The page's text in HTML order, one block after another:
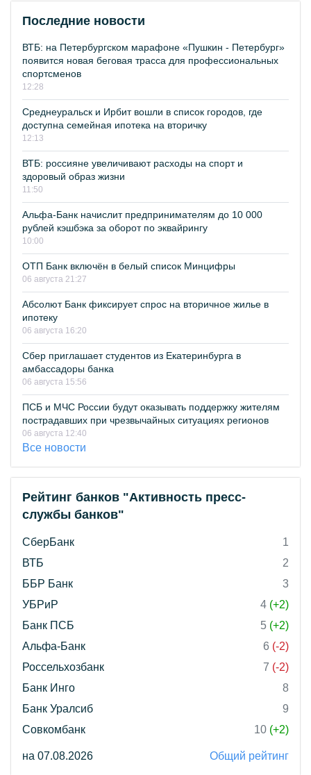
Последние новости
ВТБ: на Петербургском марафоне «Пушкин - Петербург»
появится новая беговая трасса для профессиональных
спортсменов
12:28
Среднеуральск и Ирбит вошли в список городов, где
доступна семейная ипотека на вторичку
12:13
ВТБ: россияне увеличивают расходы на спорт и
здоровый образ жизни
11:50
Альфа-Банк начислит предпринимателям до 10 000
рублей кэшбэка за оборот по эквайрингу
10:00
ОТП Банк включён в белый список Минцифры
06 августа 21:27
Абсолют Банк фиксирует спрос на вторичное жилье в
ипотеку
06 августа 16:20
Сбер приглашает студентов из Екатеринбурга в
амбассадоры банка
06 августа 15:56
ПСБ и МЧС России будут оказывать поддержку жителям
пострадавших при чрезвычайных ситуациях регионов
06 августа 12:40
Все новости
Рейтинг банков "Активность пресс-
службы банков"
СберБанк
1
ВТБ
2
ББР Банк
3
УБРиР
4 (+2)
Банк ПСБ
5 (+2)
Альфа-Банк
6 (-2)
Россельхозбанк
7 (-2)
Банк Инго
8
Банк Уралсиб
9
Совкомбанк
10 (+2)
на 07.08.2026 Общий рейтинг